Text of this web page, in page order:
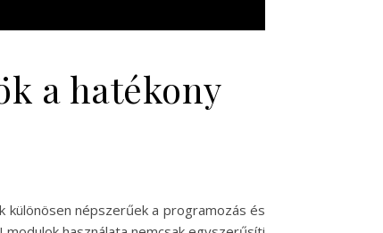
a hatékony
különösen népszerűek a programozás és